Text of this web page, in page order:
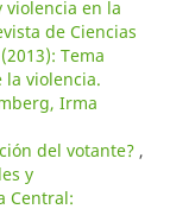
violencia en la
de Ciencias
Tema
violencia.
Irma
del votante? ,
y
Central: